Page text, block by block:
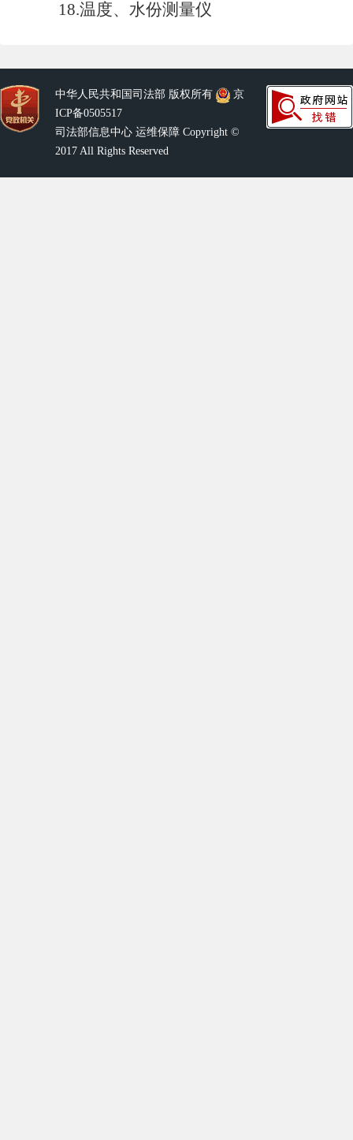
18.温度、水份测量仪
中华人民共和国司法部 版权所有
京
ICP备0505517
司法部信息中心 运维保障 Copyright ©
2017 All Rights Reserved